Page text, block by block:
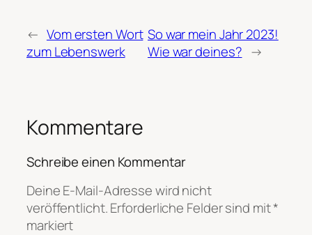
← Vom ersten Wort
zum Lebenswerk
So war mein Jahr 2023!
Wie war deines? →
Kommentare
Schreibe einen Kommentar
Deine E-Mail-Adresse wird nicht
veröffentlicht.Erforderliche Felder sind mit*
markiert